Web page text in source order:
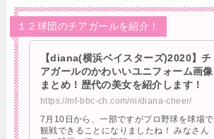
１２球団のチアガールを紹介！
【diana(横浜ベイスターズ)2020】チ
アガールのかわいいユニフォーム画像
まとめ！歴代の美女を紹介します！
https://mf-bbc-ch.com/ni/diana-cheer/
7月10日から、一部ですがプロ野球を球場で
観戦できることになりましたね！ みなさん